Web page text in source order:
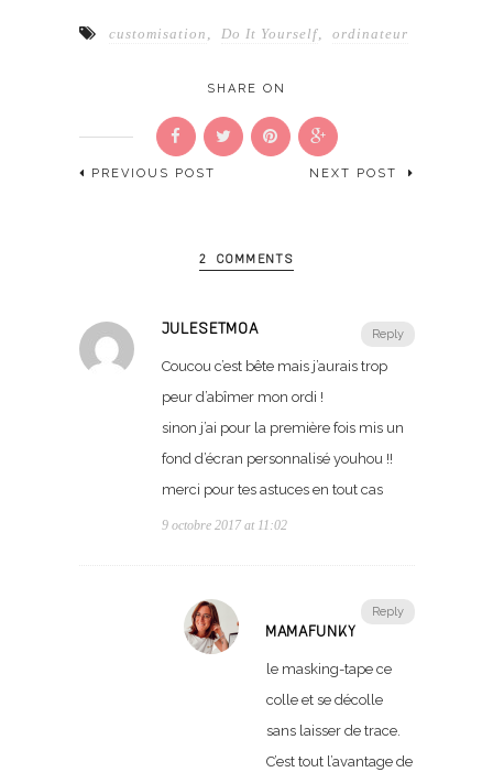
customisation , Do It Yourself, ordinateur
SHARE ON
PREVIOUS POST NEXT POST
2 COMMENTS
Reply
JULESETMOA
Coucou c’est bête mais j’aurais trop
peur d’abîmer mon ordi !
sinon j’ai pour la première fois mis un
fond d’écran personnalisé youhou !!
merci pour tes astuces en tout cas
9 octobre 2017 at 11:02
Reply
MAMAFUNKY
le masking-tape ce
colle et se décolle
sans laisser de trace.
C’est tout l’avantage de